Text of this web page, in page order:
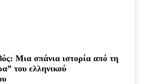
Μια σπάνια ιστορία από τη
του ελληνικού